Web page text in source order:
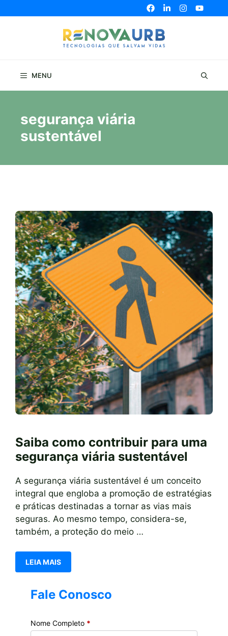
para
MENU
segurança viária
sustentável
Saiba como contribuir para uma
segurança viária sustentável
A segurança viária sustentável é um conceito
integral que engloba a promoção de estratégias
e práticas destinadas a tornar as vias mais
seguras. Ao mesmo tempo, considera-se,
também, a proteção do meio …
LEIA MAIS
Fale Conosco
Nome Completo *